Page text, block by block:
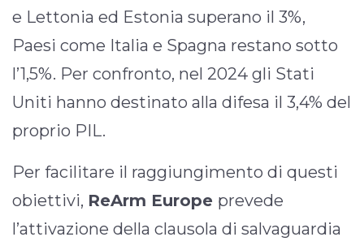
e Lettonia ed Estonia superano il 3%,
Paesi come Italia e Spagna restano sotto
l’1,5%. Per confronto, nel 2024 gli Stati
Uniti hanno destinato alla difesa il 3,4% del
proprio PIL.
Per facilitare il raggiungimento di questi
obiettivi, ReArm Europe prevede
l’attivazione della clausola di salvaguardia